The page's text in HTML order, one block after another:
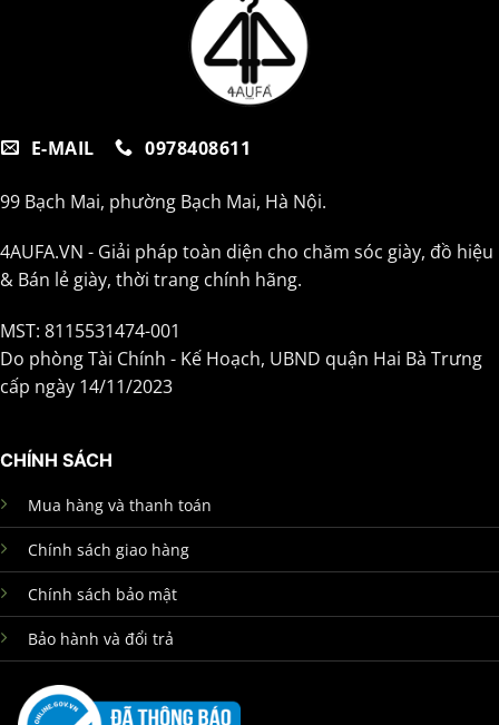
E-MAIL 0978408611
99 Bạch Mai, phường Bạch Mai, Hà Nội.
4AUFA.VN - Giải pháp toàn diện cho chăm sóc giày, đồ hiệu
& Bán lẻ giày, thời trang chính hãng.
MST: 8115531474-001
Do phòng Tài Chính - Kế Hoạch, UBND quận Hai Bà Trưng
cấp ngày 14/11/2023
CHÍNH SÁCH
Mua hàng và thanh toán
Chính sách giao hàng
Chính sách bảo mật
Bảo hành và đổi trả